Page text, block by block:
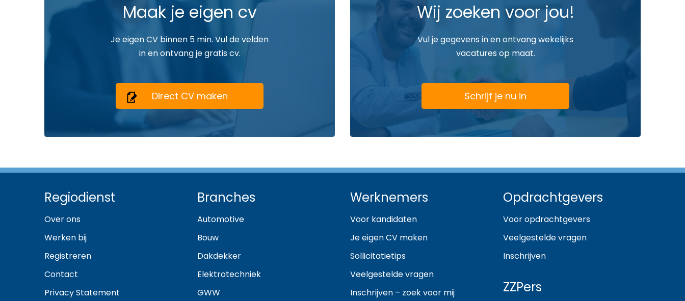
Maak je eigen cv
Je eigen CV binnen 5 min. Vul de velden
in en ontvang je gratis cv.
Direct CV maken
Wij zoeken voor jou!
Vul je gegevens in en ontvang wekelijks
vacatures op maat.
Schrijf je nu in
Regiodienst
Over ons
Werken bij
Registreren
Contact
Privacy Statement
Branches
Automotive
Bouw
Dakdekker
Elektrotechniek
GWW
Werknemers
Voor kandidaten
Je eigen CV maken
Sollicitatietips
Veelgestelde vragen
Inschrijven – zoek voor mij
Opdrachtgevers
Voor opdrachtgevers
Veelgestelde vragen
Inschrijven
ZZPers